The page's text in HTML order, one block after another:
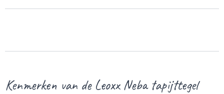
Kenmerken van de Leoxx Neba tapijttegel